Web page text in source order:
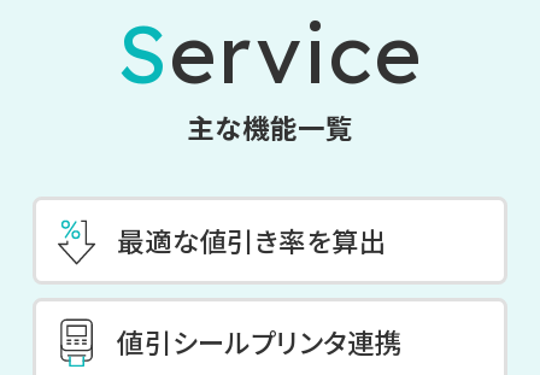
Service
主な機能一覧
最適な値引き率を算出
値引シールプリンタ連携